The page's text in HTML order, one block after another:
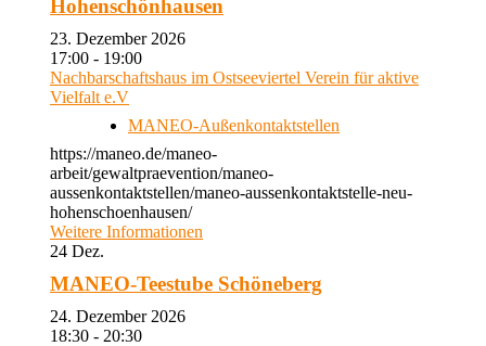
Hohenschönhausen
23. Dezember 2026
17:00 - 19:00
Nachbarschaftshaus im Ostseeviertel Verein für aktive
Vielfalt e.V
MANEO-Außenkontaktstellen
https://maneo.de/maneo-
arbeit/gewaltpraevention/maneo-
aussenkontaktstellen/maneo-aussenkontaktstelle-neu-
hohenschoenhausen/
Weitere Informationen
24 Dez.
MANEO-Teestube Schöneberg
24. Dezember 2026
18:30 - 20:30